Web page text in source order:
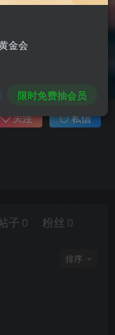
关注 私信
子 0 粉丝 0
排序
金会
限时免费抽会员